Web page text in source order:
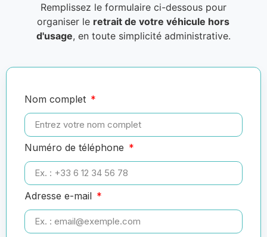
Remplissez le formulaire ci-dessous pour
organiser le retrait de votre véhicule hors
d'usage, en toute simplicité administrative.
Nom complet
Numéro de téléphone
Adresse e-mail